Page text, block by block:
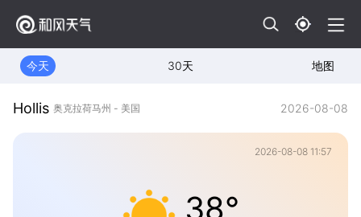
今天 30天 地图
Hollis 奥克拉荷马州 - 美国 2026-08-08
2026-08-08 11:57
38°